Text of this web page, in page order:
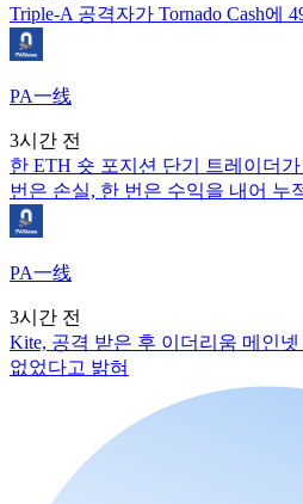
Triple-A 공격자가 Tornado Cash에
PA一线
3시간 전
한 ETH 숏 포지션 단기 트레이더
번은 손실, 한 번은 수익을 내어 누
PA一线
3시간 전
Kite, 공격 받은 후 이더리움 메인
없었다고 밝혀